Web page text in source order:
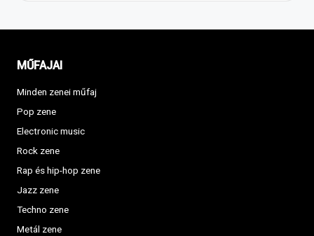
MŰFAJAI
Minden zenei műfaj
Pop zene
Electronic music
Rock zene
Rap és hip-hop zene
Jazz zene
Techno zene
Metál zene